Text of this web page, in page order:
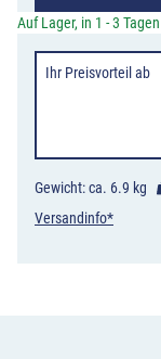
Auf Lager, in 1 - 3
Ihr Preisvorteil ab
Gewicht: ca. 6.9 kg
Versandinfo*